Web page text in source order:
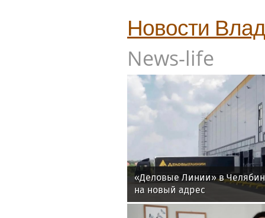
Новости
News-life
«Деловые Линии» в
на новый адрес